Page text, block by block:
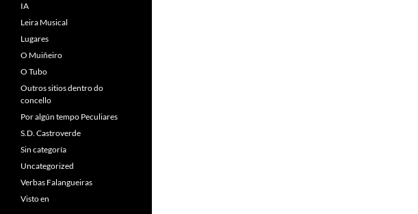
IA
Leira Musical
Lugares
O Muiñeiro
O Tubo
Outros sitios dentro do
concello
Por algún tempo Peculiares
S.D. Castroverde
Sin categoría
Uncategorized
Verbas Falangueiras
Visto en